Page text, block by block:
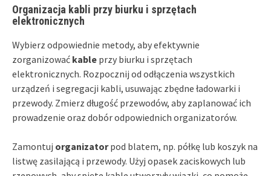
Organizacja kabli przy biurku i sprzętach
elektronicznych
Wybierz odpowiednie metody, aby efektywnie
zorganizować kable przy biurku i sprzętach
elektronicznych. Rozpocznij od odłączenia wszystkich
urządzeń i segregacji kabli, usuwając zbędne ładowarki i
przewody. Zmierz długość przewodów, aby zaplanować ich
prowadzenie oraz dobór odpowiednich organizatorów.
Zamontuj organizatorpod blatem, np. półkę lub koszyk na
listwę zasilającą i przewody. Użyj opasek zaciskowych lub